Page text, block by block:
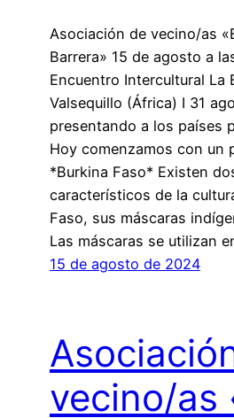
Asociación de vecino/as
Barrera» 15 de agosto a
Encuentro Intercultural La
Valsequillo (África) I 31
presentando a los países
Hoy comenzamos con un
*Burkina Faso* Existen
característicos de la
Faso, sus máscaras
Las máscaras se utilizan
15 de agosto de 2024
vecino/as